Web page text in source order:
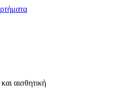
αισθητική